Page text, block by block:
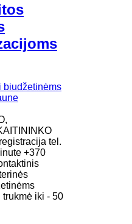
tel.
+370
iki - 50